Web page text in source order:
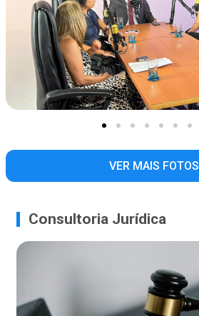
VER MAIS FOTOS
Consultoria Jurídica